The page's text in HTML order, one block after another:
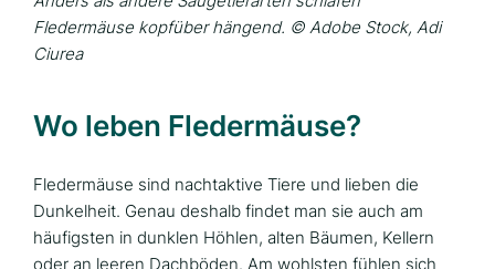
Fledermäuse kopfüber hängend. © Adobe Stock, Adi
Ciurea
Wo leben Fledermäuse?
Fledermäuse sind nachtaktive Tiere und lieben die
Dunkelheit. Genau deshalb findet man sie auch am
häufigsten in dunklen Höhlen, alten Bäumen, Kellern
oder an leeren Dachböden. Am wohlsten fühlen sich